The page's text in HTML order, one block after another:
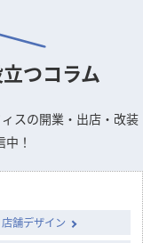
つコラム
スの開業・出店・改装
！
店舗デザイン